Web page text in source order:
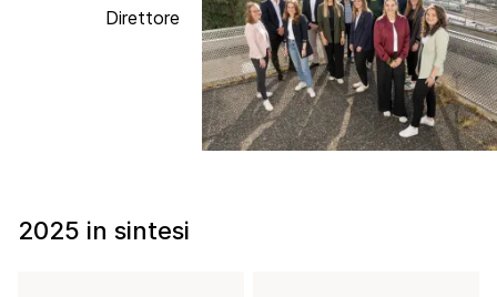
Direttore
2025 in sintesi